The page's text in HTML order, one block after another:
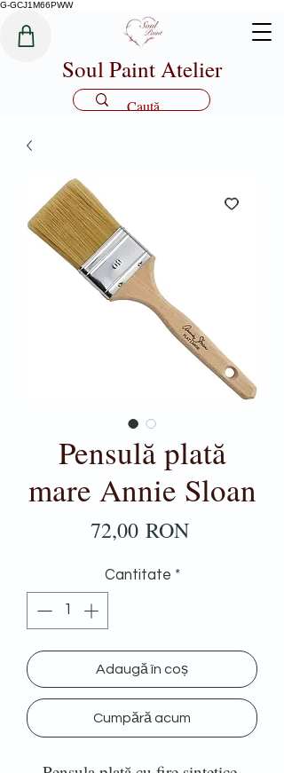
G-GCJ1M66PWW
Soul Paint Atelier
Pensulă plată
mare Annie Sloan
72,00 RONPreț
Cantitate *
Adaugă în coș
Cumpără acum